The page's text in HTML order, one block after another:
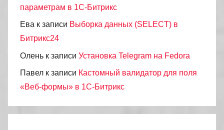
параметрам в 1С-Битрикс
Ева к записи Выборка данных (SELECT) в
Битрикс24
Олень к записи Установка Telegram на Fedora
Павел к записи Кастомный валидатор для поля
«Веб-формы» в 1С-Битрикс